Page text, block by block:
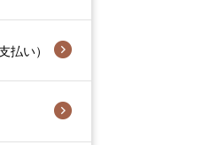
払い）